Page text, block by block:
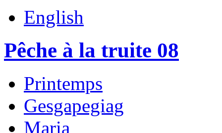
English
Pêche à la truite 08
Printemps
Gesgapegiag
Maria